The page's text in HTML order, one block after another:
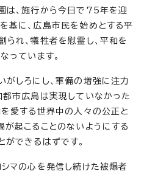
は、施行から今日で75年を迎
基に、広島市民を始めとする平
れ、犠牲者を慰霊し、平和を
っています。
がしろにし、軍備の増強に注力
都市広島は実現していなかった
愛する世界中の人々の公正と
起こることのないようにする
ができるはずです。
マの心を発信し続けた被爆者